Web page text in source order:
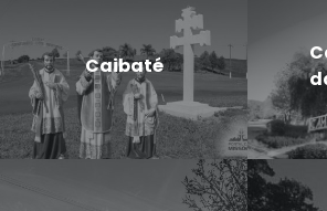
Caibaté